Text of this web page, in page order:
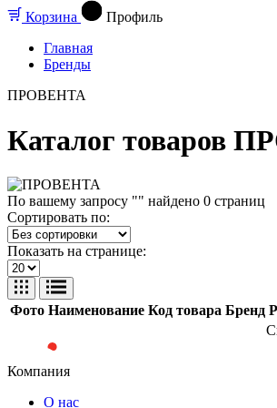
Корзина
Профиль
Главная
Бренды
ПРОВЕНТА
Каталог товаров
По вашему запросу "" найдено 0 страниц
Сортировать по:
Показать на странице:
Фото Наименование Код товара Бренд
Компания
О нас